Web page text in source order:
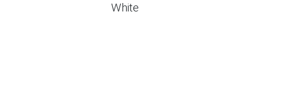
White